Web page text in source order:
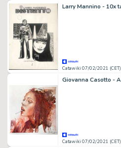
Catawiki 07/02/2021 (CET)
Catawiki 07/02/2021 (CET)